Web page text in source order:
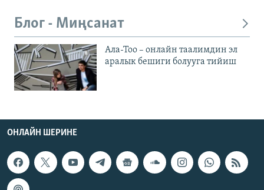
Блог - Миңсанат
Ала-Тоо – онлайн таалимдин эл
аралык бешиги болууга тийиш
ОНЛАЙН ШЕРИНЕ